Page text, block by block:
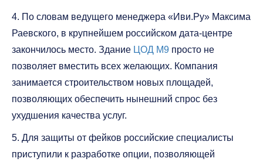
4. По словам ведущего менеджера «Иви.Ру» Максима
Раевского, в крупнейшем российском дата-центре
закончилось место. Здание ЦОД М9 просто не
позволяет вместить всех желающих. Компания
занимается строительством новых площадей,
позволяющих обеспечить нынешний спрос без
ухудшения качества услуг.
5. Для защиты от фейков российские специалисты
приступили к разработке опции, позволяющей